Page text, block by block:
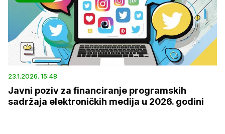
23.1.2026. 15:48
Javni poziv za financiranje programskih
sadržaja elektroničkih medija u 2026. godini